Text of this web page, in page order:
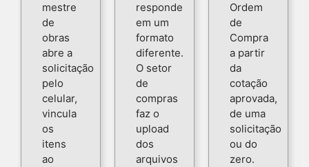
mestre
de
obras
abre a
solicitação
pelo
celular,
vincula
os
itens
ao
responde
em um
formato
diferente.
O setor
de
compras
faz o
upload
dos
arquivos
Ordem
de
Compra
a partir
da
cotação
aprovada,
de uma
solicitação
ou do
zero.